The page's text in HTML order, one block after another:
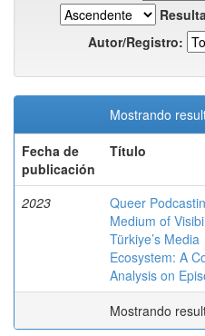
Autor/Registro:
Mostrando
Fecha de
publicación
Título
2023
Queer
Medium of
Türkiye’s Media
Ecosystem: A
Analysis on
Mostrando